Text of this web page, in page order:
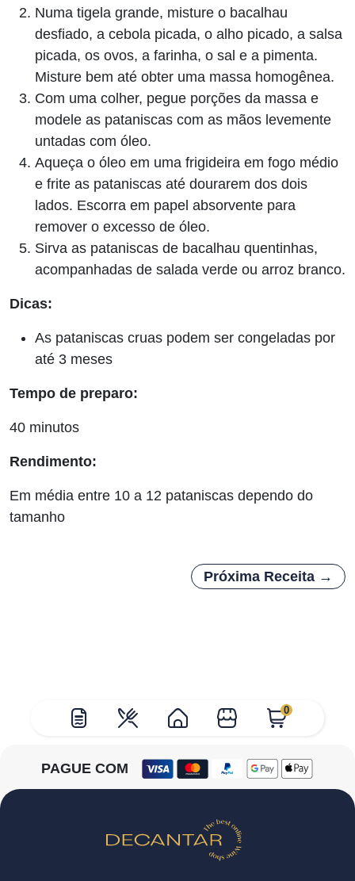
0
Numa tigela grande, misture o bacalhau
desfiado, a cebola picada, o alho picado, a salsa
picada, os ovos, a farinha, o sal e a pimenta.
Misture bem até obter uma massa homogênea.
Com uma colher, pegue porções da massa e
modele as pataniscas com as mãos levemente
untadas com óleo.
Aqueça o óleo em uma frigideira em fogo médio
e frite as pataniscas até dourarem dos dois
lados. Escorra em papel absorvente para
remover o excesso de óleo.
Sirva as pataniscas de bacalhau quentinhas,
acompanhadas de salada verde ou arroz branco.
Dicas:
As pataniscas cruas podem ser congeladas por
até 3 meses
Tempo de preparo:
40 minutos
Rendimento:
Em média entre 10 a 12 pataniscas dependo do
tamanho
Próxima Receita →
PAGUE COM